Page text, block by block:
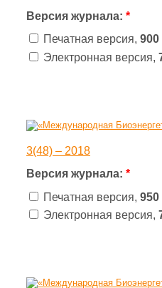
Версия журнала: *
Печатная версия, 900
Электронная версия,
3(48) – 2018
Версия журнала: *
Печатная версия, 950
Электронная версия,